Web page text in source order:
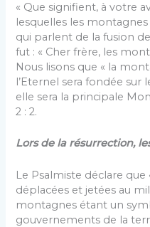
« Que signifient, à votre
lesquelles les
qui parlent de la fusion
fut : « Cher frère, les
Nous lisons que « la
l’Eternel sera fondée
elle sera la principale
2 : 2.
Lors de la résurrection,
Le Psalmiste déclare
déplacées et jetées au
montagnes étant un
gouvernements de la